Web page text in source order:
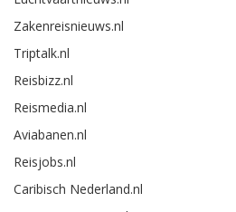
Zakenreisnieuws.nl
Triptalk.nl
Reisbizz.nl
Reismedia.nl
Aviabanen.nl
Reisjobs.nl
Caribisch Nederland.nl